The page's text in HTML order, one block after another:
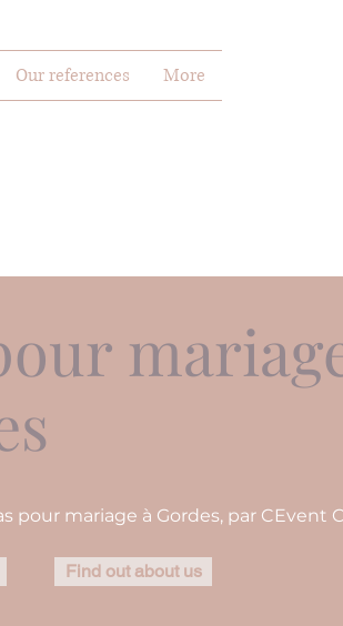
Our references More
pour mariage à Gordes, par CEvent
Find out about us